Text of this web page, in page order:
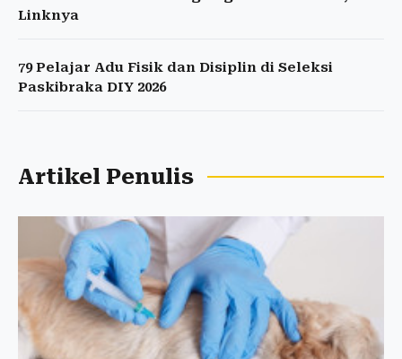
Linknya
79 Pelajar Adu Fisik dan Disiplin di Seleksi
Paskibraka DIY 2026
Artikel Penulis